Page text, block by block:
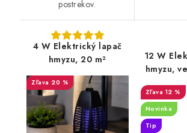
postrekov.
4 W Elektrický lapač
hmyzu, 20 m²
20 %
12 W
hmyzu,
12 %
Novinka
Tip